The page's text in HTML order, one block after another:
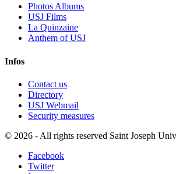
Photos Albums
USJ Films
La Quinzaine
Anthem of USJ
Infos
Contact us
Directory
USJ Webmail
Security measures
© 2026 - All rights reserved Saint Joseph
Facebook
Twitter